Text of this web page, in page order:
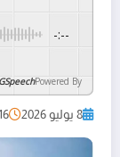
-:--
Powered By
GSpeech
8 يوليو 2026